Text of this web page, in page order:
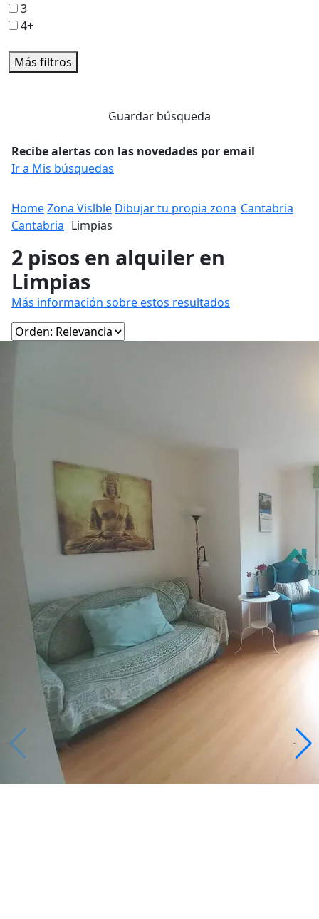
3
4+
Más filtros
Guardar búsqueda
Recibe alertas con las novedades por email
Ir a Mis búsquedas
HomeZona Vislble Dibujar tu propia zona Cantabria
Cantabria Limpias
2 pisos en alquiler en
Limpias
Más información sobre estos resultados